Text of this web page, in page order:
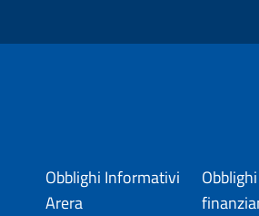
Obblighi Informativi
Arera